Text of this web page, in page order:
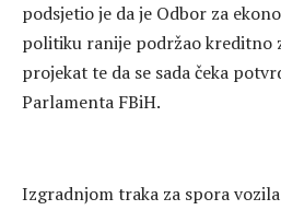
podsjetio je da je Odbor za
politiku ranije podržao kreditno
projekat te da se sada čeka
Parlamenta FBiH.
Izgradnjom traka za spora